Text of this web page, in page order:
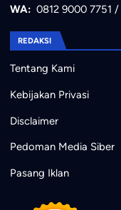
WA: 0812 9000 7751 /
REDAKSI
Tentang Kami
Kebijakan Privasi
Disclaimer
Pedoman Media Siber
Pasang Iklan